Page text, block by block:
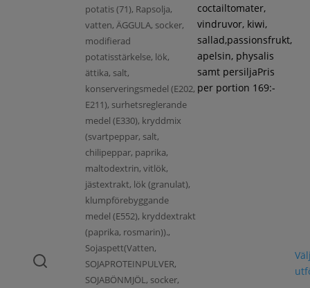
potatis (71), Rapsolja,
vatten, ÄGGULA, socker,
modifierad
potatisstärkelse, lök,
ättika, salt,
konserveringsmedel (E202,
E211), surhetsreglerande
medel (E330), kryddmix
(svartpeppar, salt,
chilipeppar, paprika,
maltodextrin, vitlök,
jästextrakt, lök (granulat),
klumpförebyggande
medel (E552), kryddextrakt
(paprika, rosmarin)).,
Sojaspett(Vatten,
SOJAPROTEINPULVER,
SOJABÖNMJÖL, socker,
coctailtomater,
vindruvor, kiwi,
sallad,passionsfrukt,
apelsin, physalis
samt persiljaPris
per portion 169:-